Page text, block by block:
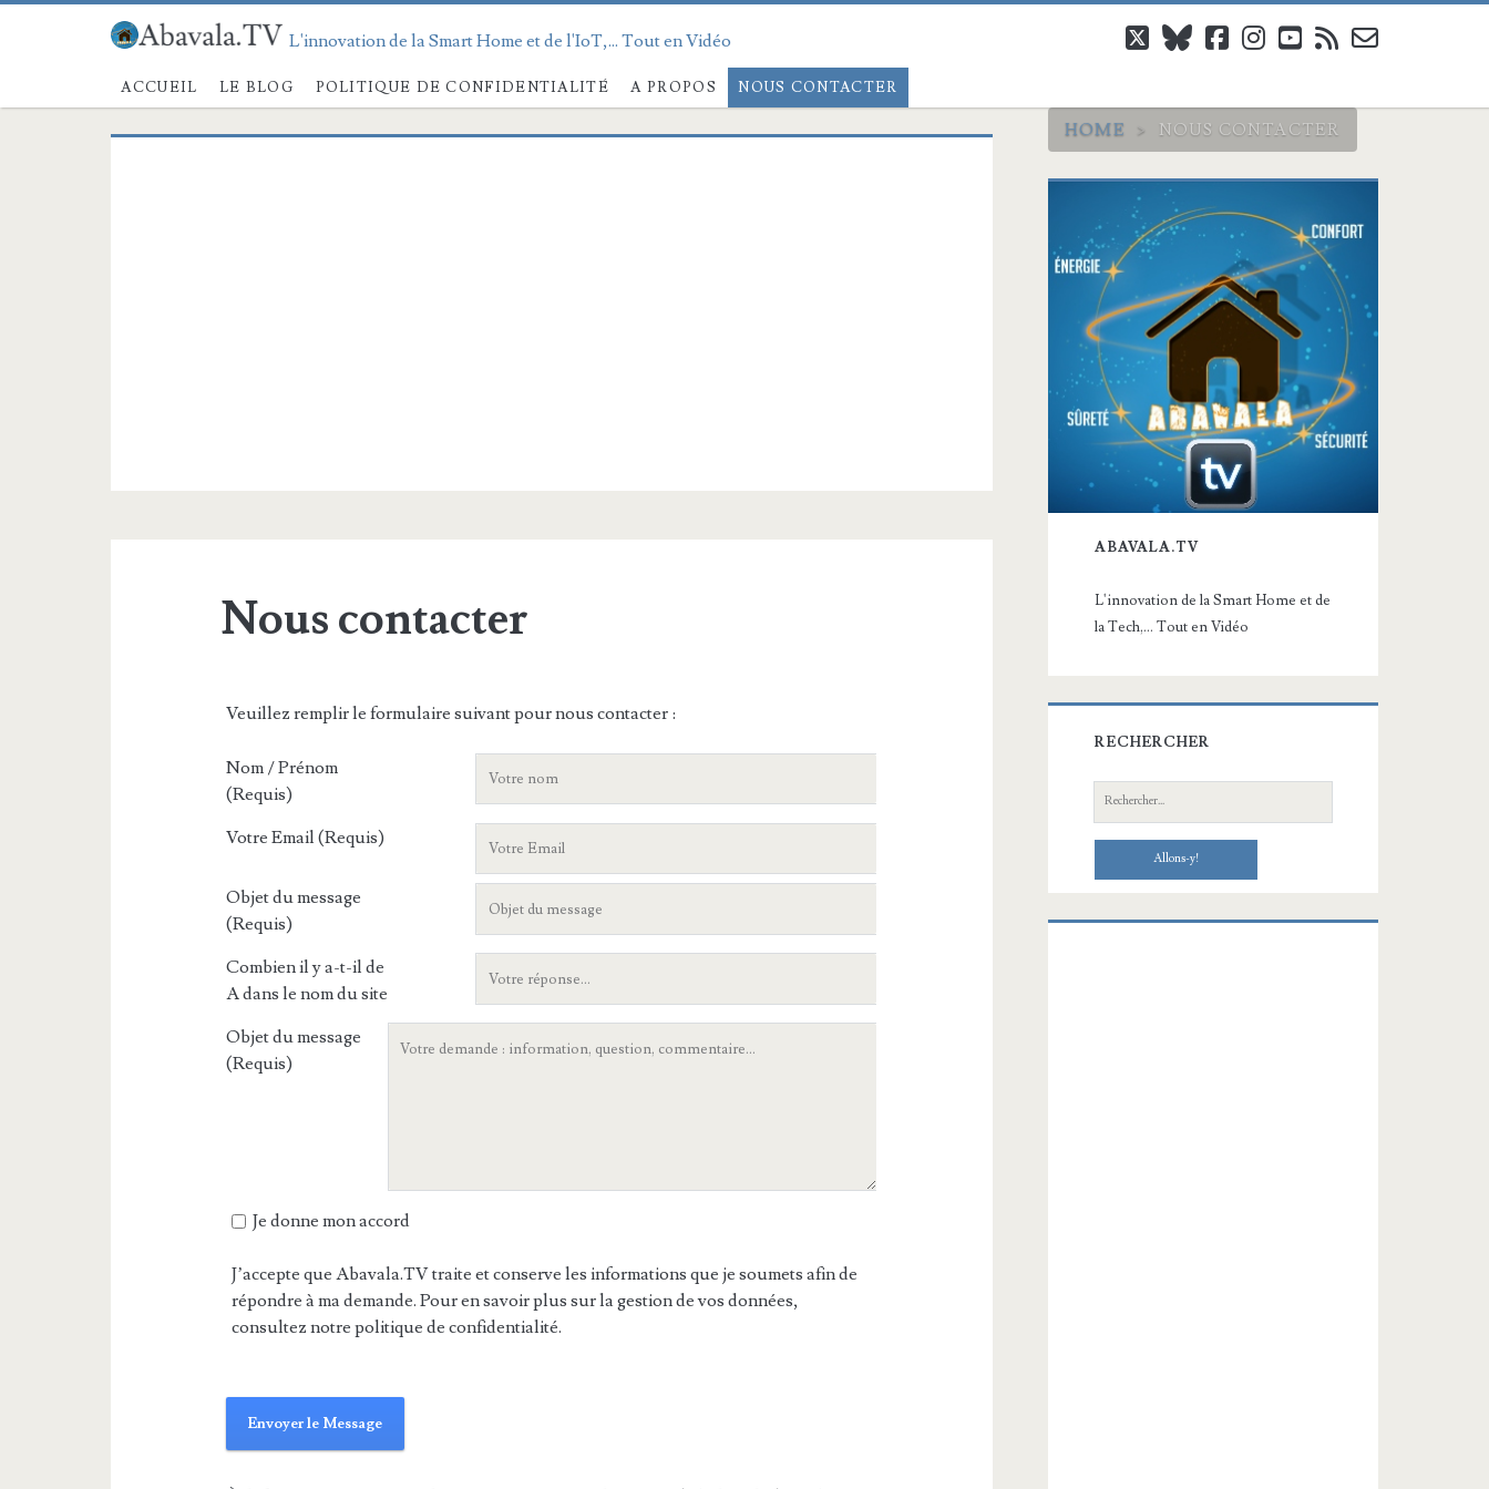
L'innovation de la Smart Home et de l'IoT,... Tout en Vidéo
ACCUEIL LE BLOG POLITIQUE DE CONFIDENTIALITÉ A PROPOS NOUS CONTACTER
twitterblueskyfacebook
instagram
youtube
rss email-
HOME > NOUS CONTACTER
Nous contacter
Veuillez remplir le formulaire suivant pour nous contacter :
Nom / Prénom
(Requis)
Votre Email (Requis)
Objet du message
(Requis)
Combien il y a-t-il de
A dans le nom du site
Objet du message
(Requis)
Je donne mon accord
J’accepte que Abavala.TV traite et conserve les informations que je soumets afin de
répondre à ma demande. Pour en savoir plus sur la gestion de vos données,
consultez notre politique de confidentialité.
Envoyer le Message
Barre
latérale
principale
ABAVALA.TV
L'innovation de la Smart Home et de
la Tech,... Tout en Vidéo
RECHERCHER
Recherche: